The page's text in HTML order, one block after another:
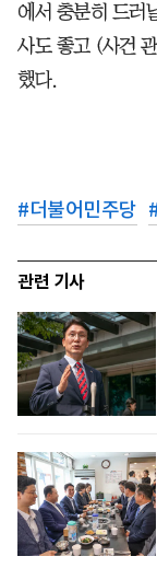
에서 충분히 드러
사도 좋고 (사건
했다.
#더불어민주당
관련 기사